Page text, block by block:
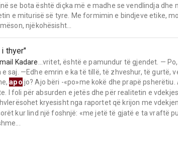
se bota është diçka më e madhe se vendlindja dhe
e miturisë së tyre. Me formimin e bindjeve etike,
njëkohësisht...
thyer"
Kadare ...vritet, është e pamundur të gjendet. —
e saj. —Edhe emrin e ka të tillë, të zhveshur, të gurtë,
apo jo? Ajo bëri -«po»me kokë dhe prapë
I foli për absurden e jetës dhe për realitetin e
kryesisht nga raportet që krijon me
kur lind një foshnjë: «me jetë të gjatë e ta vraftë